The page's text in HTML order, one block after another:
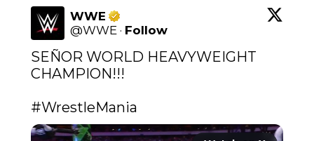
WWE
@WWE · Follow
SEÑOR WORLD HEAVYWEIGHT
CHAMPION!!!
#WrestleMania